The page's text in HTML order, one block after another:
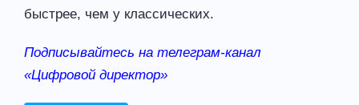
быстрее, чем у классических.
Подписывайтесь на телеграм-канал
«Цифровой директор»